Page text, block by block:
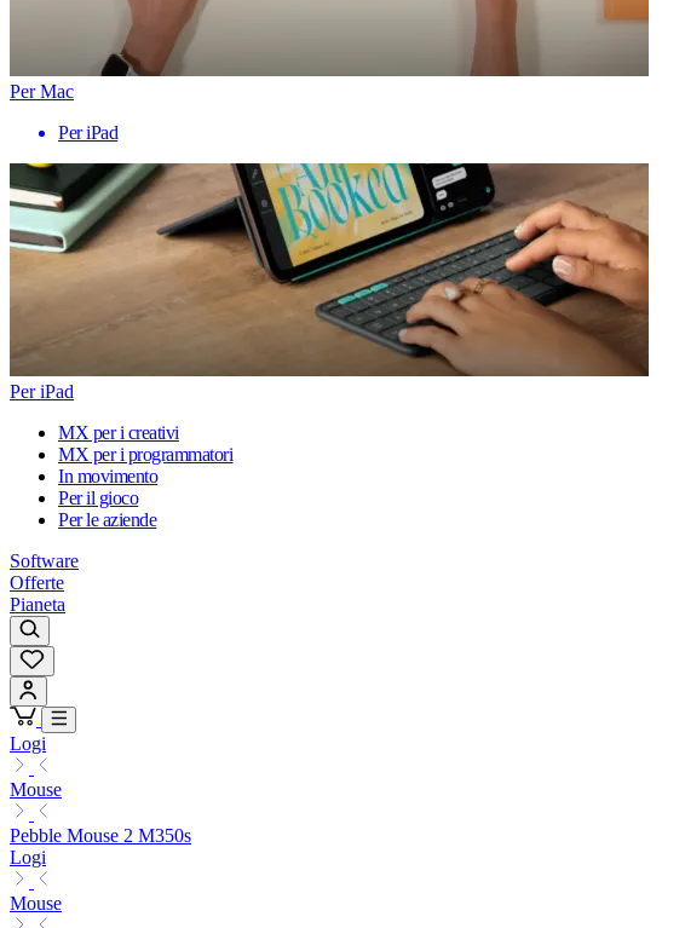
Per Mac
Per iPad
Per iPad
MX per i creativi
MX per i programmatori
In movimento
Per il gioco
Per le aziende
Software
Offerte
Pianeta
Logi
Mouse
Pebble Mouse 2 M350s
Logi
Mouse